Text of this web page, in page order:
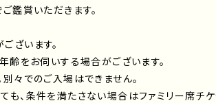
鑑賞いただきます。
ざいます。
齢をお伺いする場合がございます。
々でのご入場はできません。
、条件を満たさない場合はファミリー席チケ